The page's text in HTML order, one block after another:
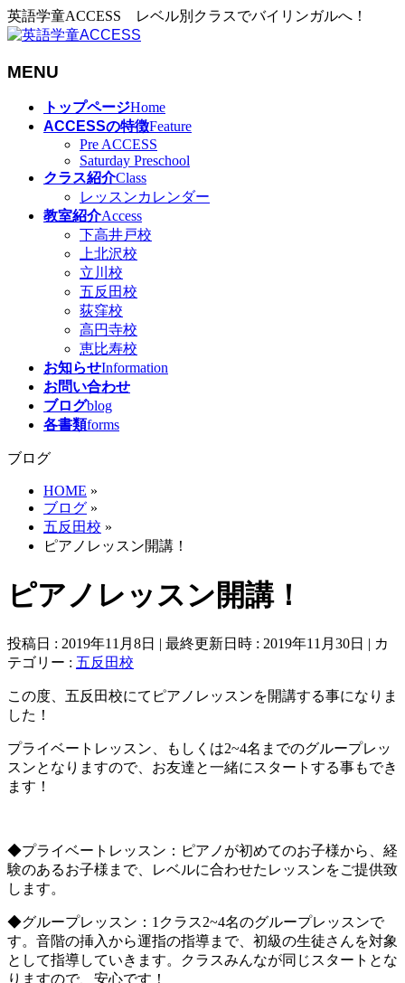
英語学童ACCESS レベル別クラスでバイリンガルへ！
MENU
トップページHome
ACCESSの特徴Feature
Pre ACCESS
Saturday Preschool
クラス紹介Class
レッスンカレンダー
教室紹介Access
下高井戸校
上北沢校
立川校
五反田校
荻窪校
高円寺校
恵比寿校
お知らせInformation
お問い合わせ
ブログblog
各書類forms
ブログ
HOME »
ブログ »
五反田校 »
ピアノレッスン開講！
ピアノレッスン開講！
投稿日 : 2019年11月8日 最終更新日時 : 2019年11月30日
カ
テゴリー : 五反田校
この度、五反田校にてピアノレッスンを開講する事になりま
した！
プライベートレッスン、もしくは2~4名までのグループレッ
スンとなりますので、お友達と一緒にスタートする事もでき
ます！
◆プライベートレッスン：ピアノが初めてのお子様から、経
験のあるお子様まで、レベルに合わせたレッスンをご提供致
します。
◆グループレッスン：1クラス2~4名のグループレッスンで
す。音階の挿入から運指の指導まで、初級の生徒さんを対象
として指導していきます。クラスみんなが同じスタートとな
りますので、安心です！